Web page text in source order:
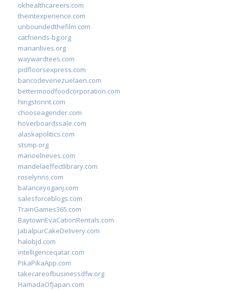
okhealthcareers.com
theintexperience.com
unboundedthefilm.com
catfriends-bg.org
marianlives.org
waywardtees.com
pidfloorsexpress.com
bancodevenezuelaen.com
bettermoodfoodcorporation.com
hingstonnt.com
chooseagender.com
hoverboardssale.com
alaskapolitics.com
stsmp.org
manoelneves.com
mandelaeffectlibrary.com
roselynns.com
balanceyoganj.com
salesforceblogs.com
TrainGames365.com
BaytownEvaCationRentals.com
JabalpurCakeDelivery.com
halobjd.com
intelligenceqatar.com
PikaPikaApp.com
takecareofbusinessdfw.org
HamadaOfJapan.com